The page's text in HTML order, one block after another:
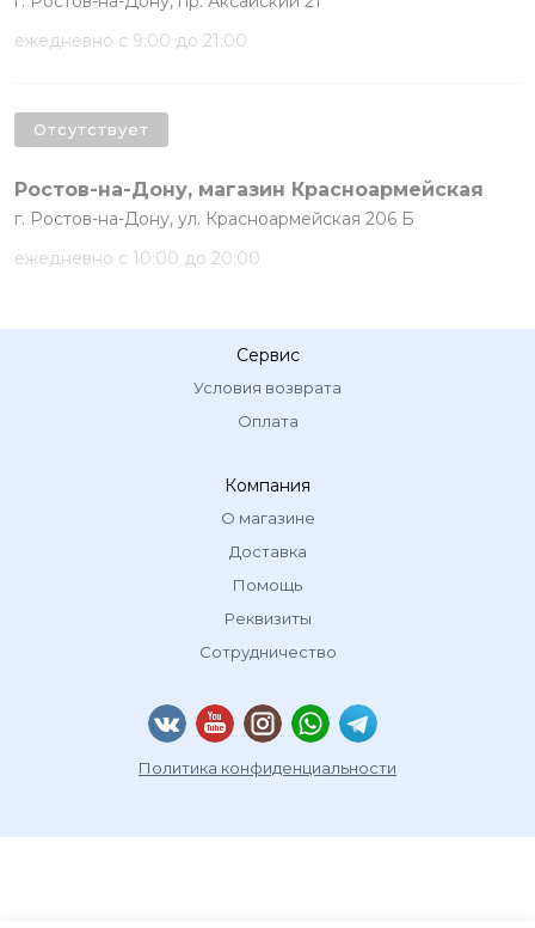
ежедневно с 9:00 до 21:00
Ростов-на-Дону, магазин Красноармейская
г. Ростов-на-Дону, ул. Красноармейская 206 Б
ежедневно с 10:00 до 20:00
Отсутствует
Сервис
Условия возврата
Оплата
Компания
О магазине
Доставка
Помощь
Реквизиты
Сотрудничество
Политика конфиденциальности